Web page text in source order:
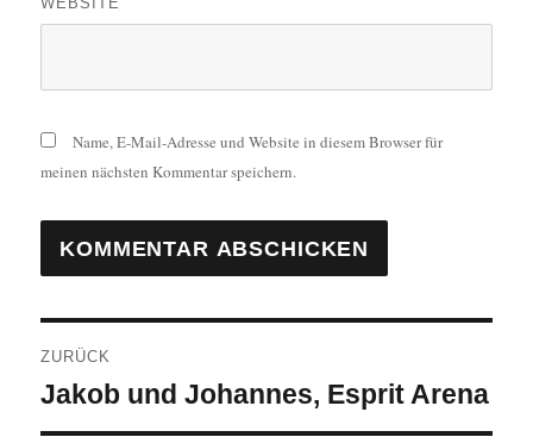
Name, E-Mail-Adresse und Website in diesem Browser für
meinen nächsten Kommentar speichern.
ZURÜCK
Vorheriger
Beitrag:
Jakob und Johannes, Esprit Arena